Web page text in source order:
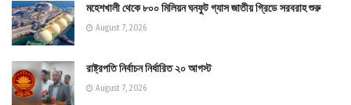
মহেশখালী থেকে ৮০০ মিলিয়ন ঘনফুট গ্যাস জাতীয় গ্রিডে সরবরাহ শুরু
August 7, 2026
রাষ্ট্রপতি নির্বাচন নির্ধারিত ২০ আগস্ট
August 7, 2026